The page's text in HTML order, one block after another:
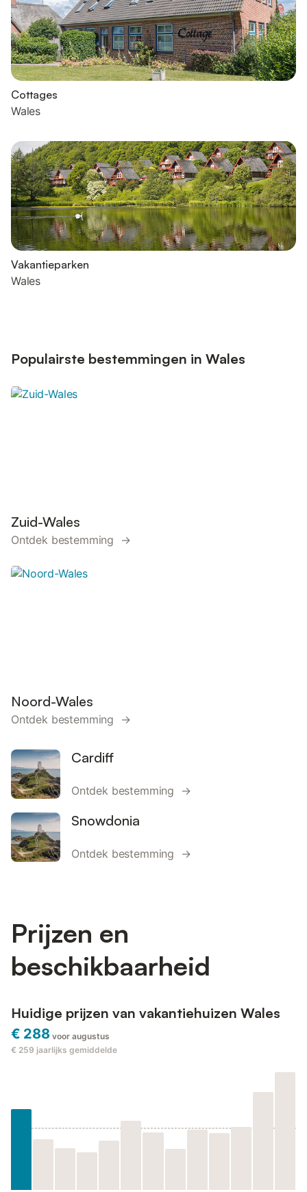
Cottages
Wales
Vakantieparken
Wales
Populairste bestemmingen in Wales
Zuid-Wales
Ontdek bestemming →
Noord-Wales
Ontdek bestemming →
Cardiff
Ontdek bestemming →
Snowdonia
Ontdek bestemming →
Prijzen en
beschikbaarheid
Huidige prijzen van vakantiehuizen Wales
€ 288 voor augustus
€ 259 jaarlijks gemiddelde